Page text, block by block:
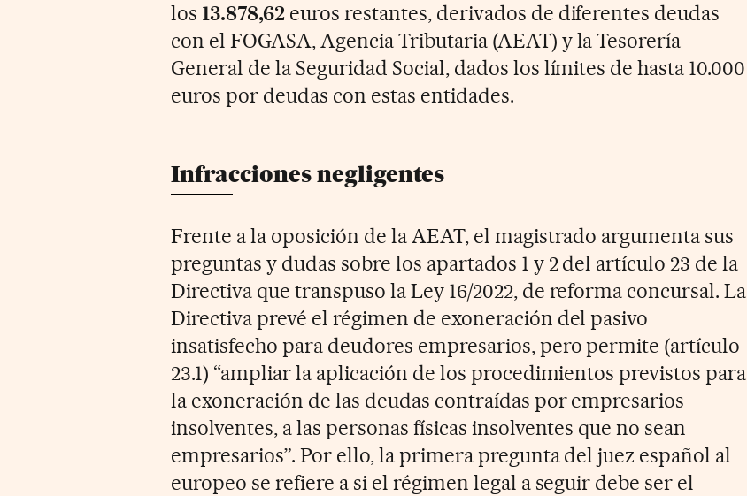
los 13.878,62 euros restantes, derivados de diferentes deudas
con el FOGASA, Agencia Tributaria (AEAT) y la Tesorería
General de la Seguridad Social, dados los límites de hasta 10.000
euros por deudas con estas entidades.
Infracciones negligentes
Frente a la oposición de la AEAT, el magistrado argumenta sus
preguntas y dudas sobre los apartados 1 y 2 del artículo 23 de la
Directiva que transpuso la Ley 16/2022, de reforma concursal. La
Directiva prevé el régimen de exoneración del pasivo
insatisfecho para deudores empresarios, pero permite (artículo
23.1) “ampliar la aplicación de los procedimientos previstos para
la exoneración de las deudas contraídas por empresarios
insolventes, a las personas físicas insolventes que no sean
empresarios”. Por ello, la primera pregunta del juez español al
europeo se refiere a si el régimen legal a seguir debe ser el